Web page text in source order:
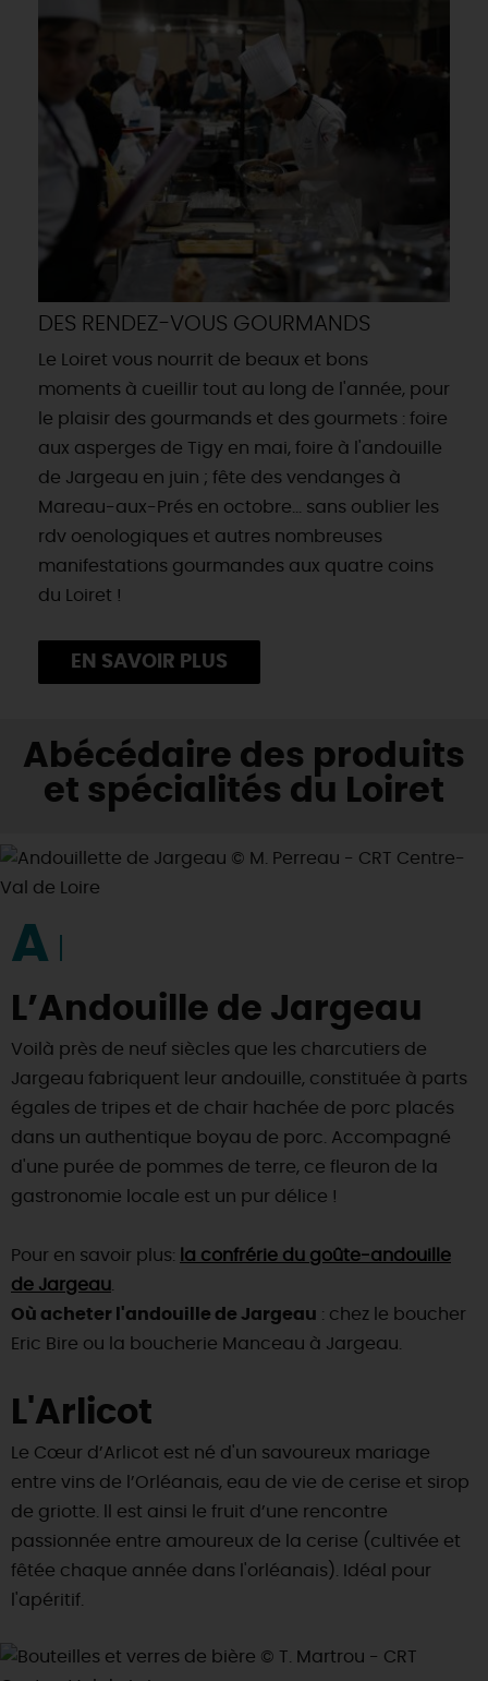
DES RENDEZ-VOUS GOURMANDS
Le Loiret vous nourrit de beaux et bons
moments à cueillir tout au long de l'année, pour
le plaisir des gourmands et des gourmets : foire
aux asperges de Tigy en mai, foire à l'andouille
de Jargeau en juin ; fête des vendanges à
Mareau-aux-Prés en octobre… sans oublier les
rdv oenologiques et autres nombreuses
manifestations gourmandes aux quatre coins
du Loiret !
EN SAVOIR PLUS
Abécédaire des produits
et spécialités du Loiret
A
L’Andouille de Jargeau
Voilà près de neuf siècles que les charcutiers de
Jargeau fabriquent leur andouille, constituée à parts
égales de tripes et de chair hachée de porc placés
dans un authentique boyau de porc. Accompagné
d'une purée de pommes de terre, ce fleuron de la
gastronomie locale est un pur délice !
Pour en savoir plus:
la confrérie du goûte-andouille
de Jargeau
Où acheter l'andouille de Jargeau : chez le boucher
Eric Bire ou la boucherie Manceau à Jargeau.
L'Arlicot
Le Cœur d’Arlicot est né d'un savoureux mariage
entre vins de l’Orléanais, eau de vie de cerise et sirop
de griotte. ll est ainsi le fruit d’une rencontre
passionnée entre amoureux de la cerise (cultivée et
fêtée chaque année dans l'orléanais). Idéal pour
l'apéritif.